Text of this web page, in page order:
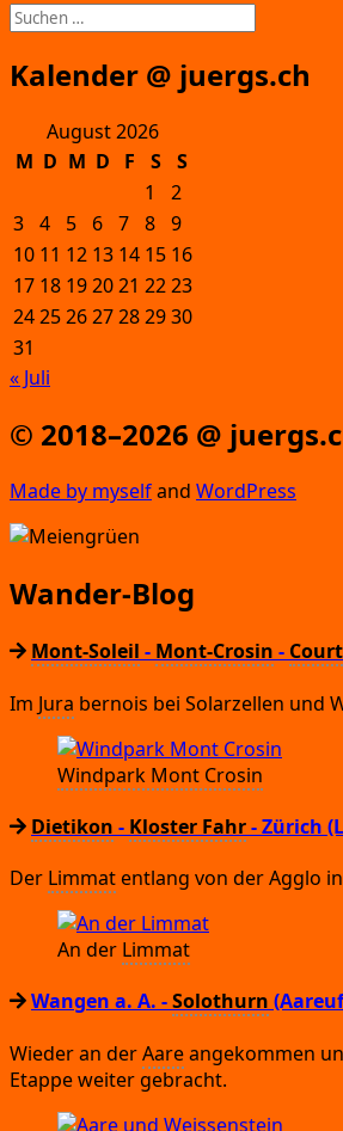
Suchen
nach:
Kalender @ juergs.ch
August 2026
M D M D F S
S
1
2
3 4 5 6 7 8 9
10 11 12 13 14 15 16
17 18 192021 2223
24252627282930
31
« Juli
© 2018–2026 @
Made by mys­elfand Word­Press
Wander-Blog
Mont-Soleil - Mont-Crosin -
Im Jura ber­nois bei Solar­zel­len und
Wind­park Mont Crosin
Dietikon - Kloster Fahr- Zürich
Der Lim­matent­lang von der Agglo
An der Lim­mat
Wangen a. A. -Solothurn
Wie­der an derAareange­kom­men
Etap­pe wei­ter gebracht.